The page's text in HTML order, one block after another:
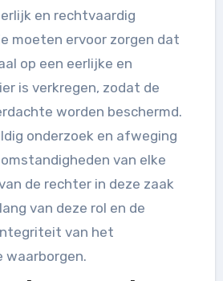
en rechtvaardig
moeten ervoor zorgen dat
op een eerlijke en
is verkregen, zodat de
worden beschermd.
onderzoek en afweging
van elke
de rechter in deze zaak
van deze rol en de
van het